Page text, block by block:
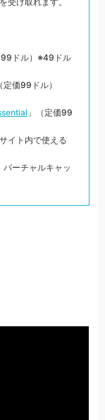
99ドル）※49ドル
定価99ドル）
」（定価99
イト内で使える
ーチャルキャッ